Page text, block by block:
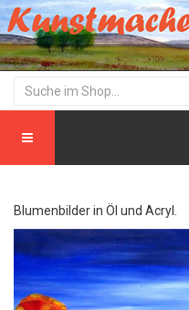
Blumenbilder in Öl und Acryl.